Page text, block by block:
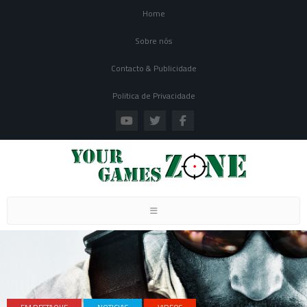
Home
Sobre nós
Contacto & Publicidade
Politica de Privacidade
Toggle navigation